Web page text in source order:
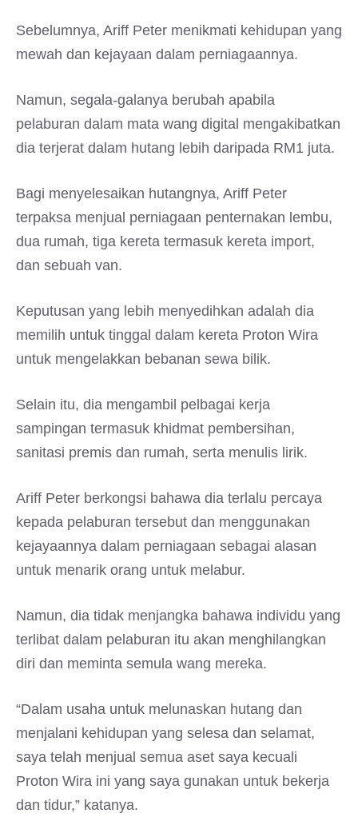
Sebelumnya, Ariff Peter menikmati kehidupan yang
mewah dan kejayaan dalam perniagaannya.
Namun, segala-galanya berubah apabila
pelaburan dalam mata wang digital mengakibatkan
dia terjerat dalam hutang lebih daripada RM1 juta.
Bagi menyelesaikan hutangnya, Ariff Peter
terpaksa menjual perniagaan penternakan lembu,
dua rumah, tiga kereta termasuk kereta import,
dan sebuah van.
Keputusan yang lebih menyedihkan adalah dia
memilih untuk tinggal dalam kereta Proton Wira
untuk mengelakkan bebanan sewa bilik.
Selain itu, dia mengambil pelbagai kerja
sampingan termasuk khidmat pembersihan,
sanitasi premis dan rumah, serta menulis lirik.
Ariff Peter berkongsi bahawa dia terlalu percaya
kepada pelaburan tersebut dan menggunakan
kejayaannya dalam perniagaan sebagai alasan
untuk menarik orang untuk melabur.
Namun, dia tidak menjangka bahawa individu yang
terlibat dalam pelaburan itu akan menghilangkan
diri dan meminta semula wang mereka.
“Dalam usaha untuk melunaskan hutang dan
menjalani kehidupan yang selesa dan selamat,
saya telah menjual semua aset saya kecuali
Proton Wira ini yang saya gunakan untuk bekerja
dan tidur,” katanya.